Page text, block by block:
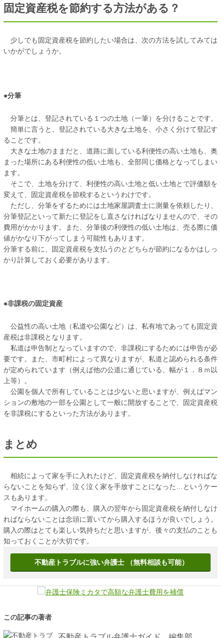
固定資産税を節約する方法がある？
少しでも固定資産税を節約したい場合は、次の方法を試してみては
いかがでしょうか。
●分筆
分筆とは、登記されている１つの土地（一筆）を分けることです。
簡単に言うと、登記されている大きな土地を、小さく分けて登記す
ることです。
大きな土地のままだと、道路に面している利便性の高い土地も、奥
まった場所にある利便性の低い土地も、全部同じ価格となってしまい
ます。
そこで、土地を分けて、利便性の高い土地と低い土地とで評価額を
変えて、固定資産税を節税するというわけです。
ただし、分筆をするためには土地家屋調査士に測量を依頼したり、
分筆登記といって新たに登記をし直さなければなりませんので、その
費用がかかります。また、分筆後の利便性の低い土地は、売る際に価
値がかなり下がってしまう可能性もあります。
分筆する前に、固定資産税を支払うのとどちらが節約になるかはしっ
かり計算しておく必要があります。
●非課税の固定資産
公益性の高い土地（私道や公園など）は、私有地であっても固定資
産税は非課税となります。
私道は申告制となっていますので、非課税にするためには申告が必
要です。また、市町村によって異なりますが、私道と認められる条件
が定められています（例えば他の公道に通じている、幅が１．８ｍ以
上等）。
公園を個人で所有していることは少ないと思いますが、例えばマン
ションの敷地の一部を公園として一般に開放することで、固定資産税
を非課税にするといった方法があります。
まとめ
相続によって家を手に入れたけど、固定資産税を納付しなければな
らないことを知らず、泣く泣く家を手放すことになった…というケー
スもあります。
マイホームの購入の際も、購入の翌年から固定資産税を納付しなけ
ればならないことは念頭に置いてから購入するほうが良いでしょう。
購入の際はとても楽しい気持ちだと思いますが、後々の支払のことも
知っておくことが大切です。
不動産トラブルに強い弁護士 （無料相談も可能）
この記事の著者